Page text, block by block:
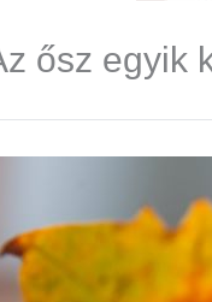
ősz egyik